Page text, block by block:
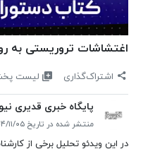
اغتشاشات تروریستی به
اشتراک‌گذاری لیست
پایگاه خبری قدیری
منتشر شده در تاریخ ۱۴۰۴/۱۱/۰۵